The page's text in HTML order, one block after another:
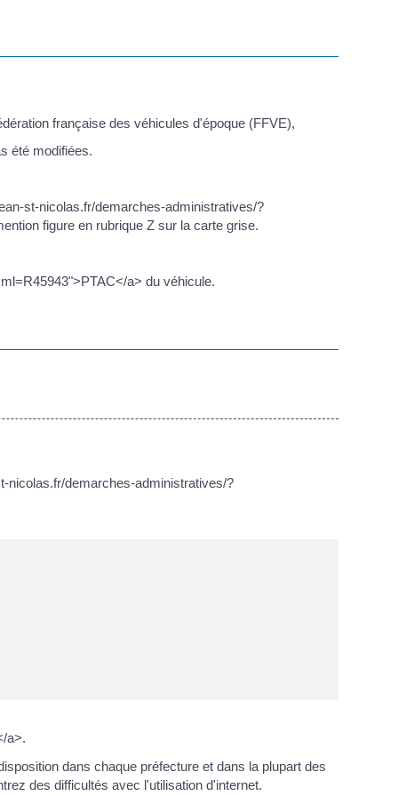
française des véhicules d'époque (FFVE),
été modifiées.
st-nicolas.fr/demarches-administratives/?
figure en rubrique Z sur la carte grise.
a> du véhicule.
nicolas.fr/demarches-administratives/?
a>.
dans chaque préfecture et dans la plupart des
des difficultés avec l'utilisation d'internet.